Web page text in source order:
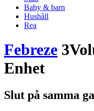
Baby & barn
Hushåll
Rea
Febreze
Enhet
Slut på samma